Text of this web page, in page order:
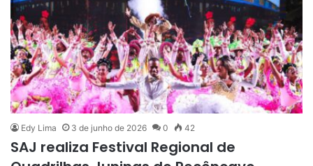
Edy Lima 3 de junho de 2026 0 42
SAJ realiza Festival Regional de